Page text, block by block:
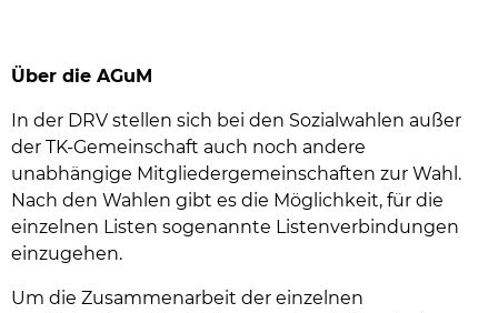
Über die AGuM
In der DRV stellen sich bei den Sozialwahlen außer
der TK-Gemeinschaft auch noch andere
unabhängige Mitgliedergemeinschaften zur Wahl.
Nach den Wahlen gibt es die Möglichkeit, für die
einzelnen Listen sogenannte Listenverbindungen
einzugehen.
Um die Zusammenarbeit der einzelnen